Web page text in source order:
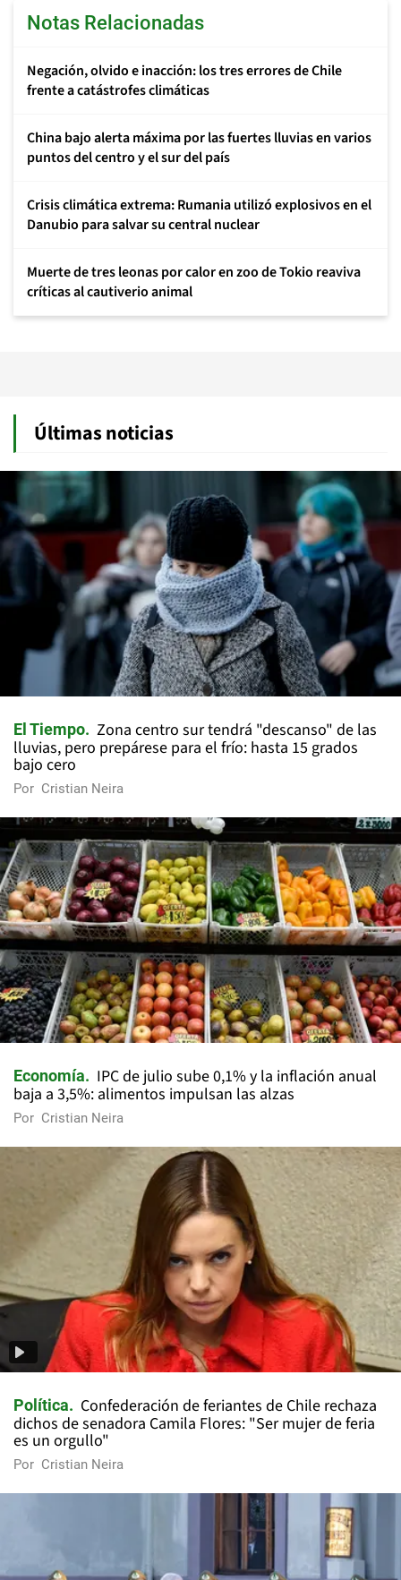
Notas Relacionadas
Negación, olvido e inacción: los tres errores de Chile
frente a catástrofes climáticas
China bajo alerta máxima por las fuertes lluvias en varios
puntos del centro y el sur del país
Crisis climática extrema: Rumania utilizó explosivos en el
Danubio para salvar su central nuclear
Muerte de tres leonas por calor en zoo de Tokio reaviva
críticas al cautiverio animal
Últimas noticias
El Tiempo
Zona centro sur tendrá "descanso" de las
lluvias, pero prepárese para el frío: hasta 15 grados
bajo cero
Por Cristian Neira
Economía
IPC de julio sube 0,1% y la inflación anual
baja a 3,5%: alimentos impulsan las alzas
Por Cristian Neira
Política
Confederación de feriantes de Chile rechaza
dichos de senadora Camila Flores: "Ser mujer de feria
es un orgullo"
Por Cristian Neira